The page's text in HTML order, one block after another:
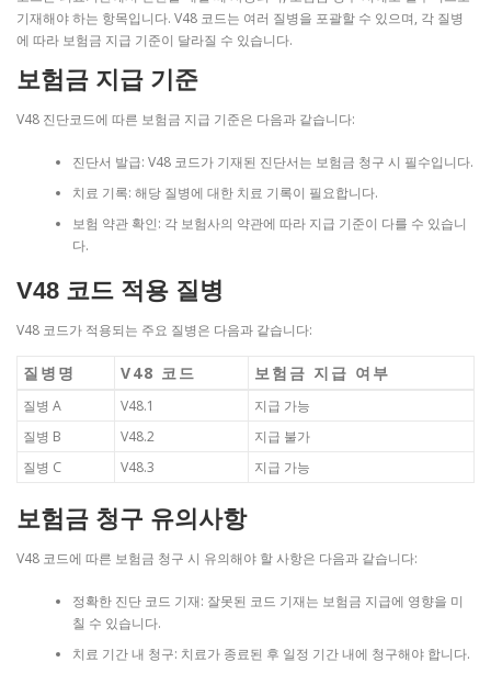
기재해야 하는 항목입니다. V48 코드는 여러 질병을 포괄할 수 있으며, 각 질병
에 따라 보험금 지급 기준이 달라질 수 있습니다.
보험금 지급 기준
V48 진단코드에 따른 보험금 지급 기준은 다음과 같습니다:
진단서 발급: V48 코드가 기재된 진단서는 보험금 청구 시 필수입니다.
치료 기록: 해당 질병에 대한 치료 기록이 필요합니다.
보험 약관 확인: 각 보험사의 약관에 따라 지급 기준이 다를 수 있습니
다.
V48 코드 적용 질병
V48 코드가 적용되는 주요 질병은 다음과 같습니다:
질병명 V48 코드 보험금 지급 여부
질병 A V48.1
지급 가능
질병 B
V48.2
지급 불가
질병 C
V48.3 지급 가능
보험금 청구 유의사항
V48 코드에 따른 보험금 청구 시 유의해야 할 사항은 다음과 같습니다:
정확한 진단 코드 기재: 잘못된 코드 기재는 보험금 지급에 영향을 미
칠 수 있습니다.
치료 기간 내 청구: 치료가 종료된 후 일정 기간 내에 청구해야 합니다.